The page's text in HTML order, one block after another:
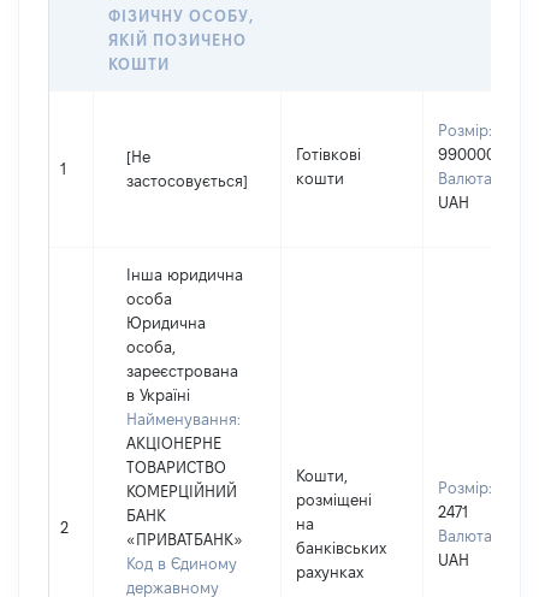
ФІЗИЧНУ ОСОБУ,
ЯКІЙ ПОЗИЧЕНО
КОШТИ
1
[Не
застосовується]
Готівкові
кошти
Розмір:
990000
Валюта:
UAH
2
Інша юридична
особа
Юридична
особа,
зареєстрована
в Україні
Найменування:
АКЦІОНЕРНЕ
ТОВАРИСТВО
КОМЕРЦІЙНИЙ
БАНК
«ПРИВАТБАНК»
Код в Єдиному
державному
Кошти,
розміщені
на
банківських
рахунках
Розмір:
2471
Валюта:
UAH